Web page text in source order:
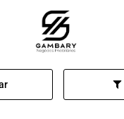
Página inicial